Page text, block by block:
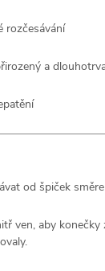
rozčesávání
a
od špiček
ven, aby